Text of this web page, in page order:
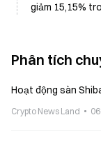
giảm 15,15%
Phân tích
Hoạt động sàn
Crypto News Land